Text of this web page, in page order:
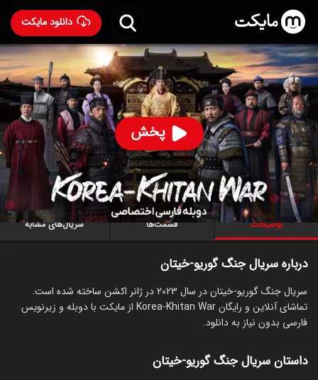
دانلود مایکت
پخش
سریال جنگ گوریو-خیتان با دوبله فارسی - Korea-Khitan
War 2023
۳۰۱ 91% ۸.۲
ساخت کره جنوبی سال 2023
رده سنی ۱۸+
کره‌ای
سریال اکشن
توضیحات قسمت‌ها سریال‌های مشابه
درباره سریال جنگ گوریو-خیتان
سریال جنگ گوریو-خیتان در سال 2023 در ژانر اکشن ساخته شده است.
تماشای آنلاین و رایگان Korea-Khitan War از مایکت با دوبله و زیرنویس
فارسی بدون نیاز به دانلود.
داستان سریال جنگ گوریو-خیتان